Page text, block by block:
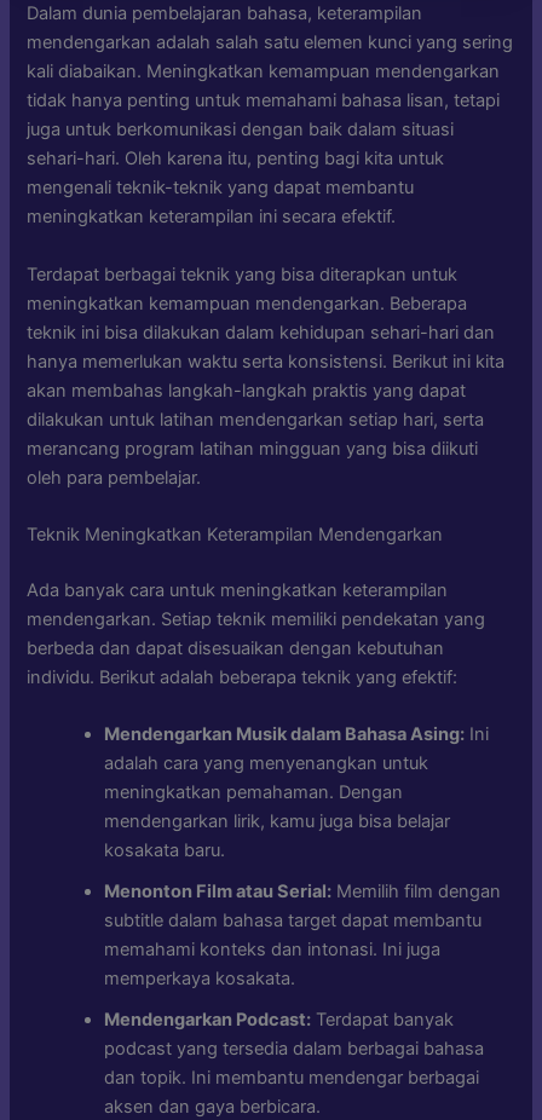
Dalam dunia pembelajaran bahasa, keterampilan
mendengarkan adalah salah satu elemen kunci yang sering
kali diabaikan. Meningkatkan kemampuan mendengarkan
tidak hanya penting untuk memahami bahasa lisan, tetapi
juga untuk berkomunikasi dengan baik dalam situasi
sehari-hari. Oleh karena itu, penting bagi kita untuk
mengenali teknik-teknik yang dapat membantu
meningkatkan keterampilan ini secara efektif.
Terdapat berbagai teknik yang bisa diterapkan untuk
meningkatkan kemampuan mendengarkan. Beberapa
teknik ini bisa dilakukan dalam kehidupan sehari-hari dan
hanya memerlukan waktu serta konsistensi. Berikut ini kita
akan membahas langkah-langkah praktis yang dapat
dilakukan untuk latihan mendengarkan setiap hari, serta
merancang program latihan mingguan yang bisa diikuti
oleh para pembelajar.
Teknik Meningkatkan Keterampilan Mendengarkan
Ada banyak cara untuk meningkatkan keterampilan
mendengarkan. Setiap teknik memiliki pendekatan yang
berbeda dan dapat disesuaikan dengan kebutuhan
individu. Berikut adalah beberapa teknik yang efektif:
Mendengarkan Musik dalam Bahasa Asing: Ini
adalah cara yang menyenangkan untuk
meningkatkan pemahaman. Dengan
mendengarkan lirik, kamu juga bisa belajar
kosakata baru.
Menonton Film atau Serial: Memilih film dengan
subtitle dalam bahasa target dapat membantu
memahami konteks dan intonasi. Ini juga
memperkaya kosakata.
Mendengarkan Podcast: Terdapat banyak
podcast yang tersedia dalam berbagai bahasa
dan topik. Ini membantu mendengar berbagai
aksen dan gaya berbicara.